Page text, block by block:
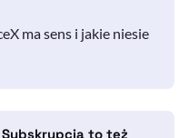
ma sens i jakie niesie